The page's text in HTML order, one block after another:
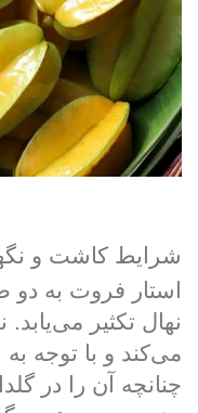
شرایط کاشت و
استار فروت به
نهال تکثیر
می‌کند و با توجه
چنانچه آن را در